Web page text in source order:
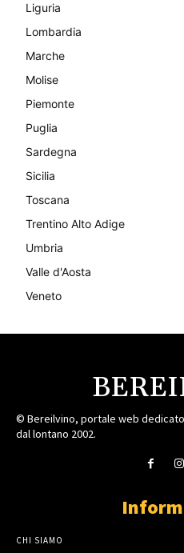
Liguria
Lombardia
Marche
Molise
Piemonte
Puglia
Sardegna
Sicilia
Toscana
Trentino Alto Adige
Umbria
Valle d'Aosta
Veneto
© Bereilvino, portale web
dal lontano 2002.
CHI SIAMO